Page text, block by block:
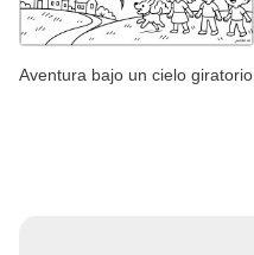
Aventura bajo un cielo giratorio